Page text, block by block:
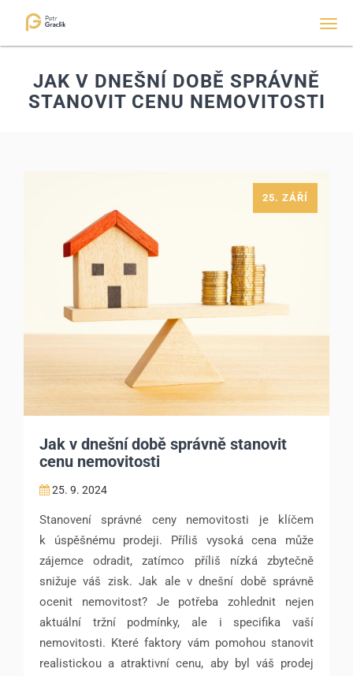
JAK V DNEŠNÍ DOBĚ SPRÁVNĚ
STANOVIT CENU NEMOVITOSTI
Jak v dnešní době správně stanovit
cenu nemovitosti
25. 9. 2024
25. ZÁŘÍ
Stanovení správné ceny nemovitosti je klíčem
k úspěšnému prodeji. Příliš vysoká cena může
zájemce odradit, zatímco příliš nízká zbytečně
snižuje váš zisk. Jak ale v dnešní době správně
ocenit nemovitost? Je potřeba zohlednit nejen
aktuální tržní podmínky, ale i specifika vaší
nemovitosti. Které faktory vám pomohou stanovit
realistickou a atraktivní cenu, aby byl váš prodej